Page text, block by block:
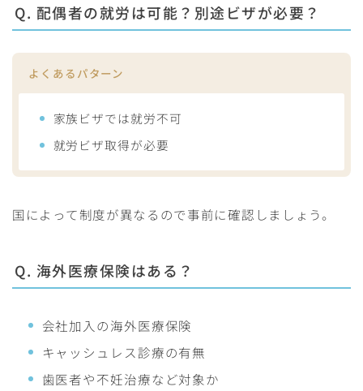
Q. 配偶者の就労は可能？別途ビザが必要？
よくあるパターン
家族ビザでは就労不可
就労ビザ取得が必要
国によって制度が異なるので事前に確認しましょう。
Q. 海外医療保険はある？
会社加入の海外医療保険
キャッシュレス診療の有無
歯医者や不妊治療など対象か